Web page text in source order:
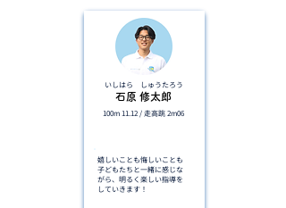
いしはら しゅうたろう
石原 修太郎
100m 11.12 / 走高跳 2m06
嬉しいことも悔しいことも
子どもたちと一緒に感じな
がら、明るく楽しい指導を
していきます！